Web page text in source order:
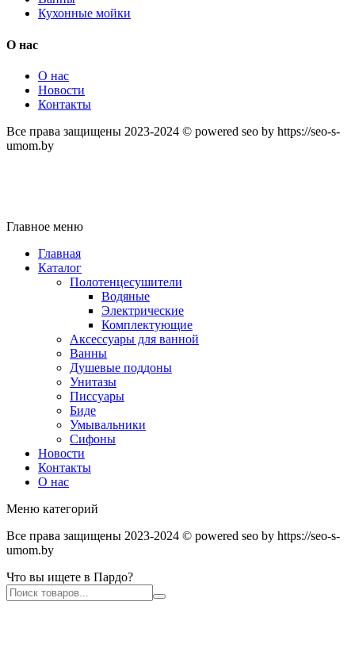
Кухонные мойки
О нас
О нас
Новости
Контакты
Все права защищены 2023-2024 © powered seo by https://seo-s-
umom.by
Главное меню
Главная
Каталог
Полотенцесушители
Водяные
Электрические
Комплектующие
Аксессуары для ванной
Ванны
Душевые поддоны
Унитазы
Писсуары
Биде
Умывальники
Сифоны
Новости
Контакты
О нас
Меню категорий
Все права защищены 2023-2024 © powered seo by https://seo-s-
umom.by
Что вы ищете в Пардо?